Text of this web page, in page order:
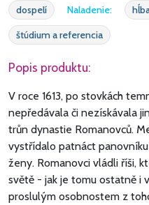
dospelí
Naladenie:
štúdium a referencia
Popis produktu:
V roce 1613, po stovkách
nepředávala či nezískávala
trůn dynastie Romanovců.
vystřídalo patnáct
ženy. Romanovci vládli říši,
světě - jak je tomu ostatně i
proslulým osobnostem z